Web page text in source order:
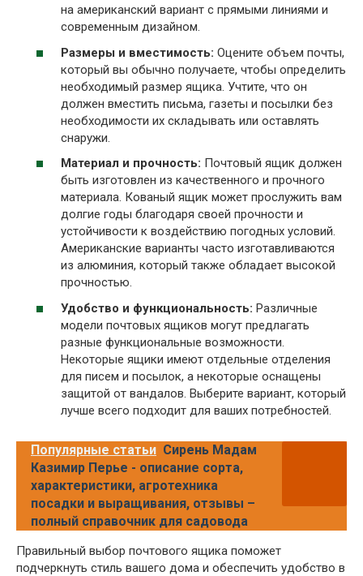
на американский вариант с прямыми линиями и
современным дизайном.
Размеры и вместимость: Оцените объем почты,
который вы обычно получаете, чтобы определить
необходимый размер ящика. Учтите, что он
должен вместить письма, газеты и посылки без
необходимости их складывать или оставлять
снаружи.
Материал и прочность: Почтовый ящик должен
быть изготовлен из качественного и прочного
материала. Кованый ящик может прослужить вам
долгие годы благодаря своей прочности и
устойчивости к воздействию погодных условий.
Американские варианты часто изготавливаются
из алюминия, который также обладает высокой
прочностью.
Удобство и функциональность: Различные
модели почтовых ящиков могут предлагать
разные функциональные возможности.
Некоторые ящики имеют отдельные отделения
для писем и посылок, а некоторые оснащены
защитой от вандалов. Выберите вариант, который
лучше всего подходит для ваших потребностей.
Популярные статьи Сирень Мадам
Казимир Перье - описание сорта,
характеристики, агротехника
посадки и выращивания, отзывы –
полный справочник для садовода
Правильный выбор почтового ящика поможет
подчеркнуть стиль вашего дома и обеспечить удобство в